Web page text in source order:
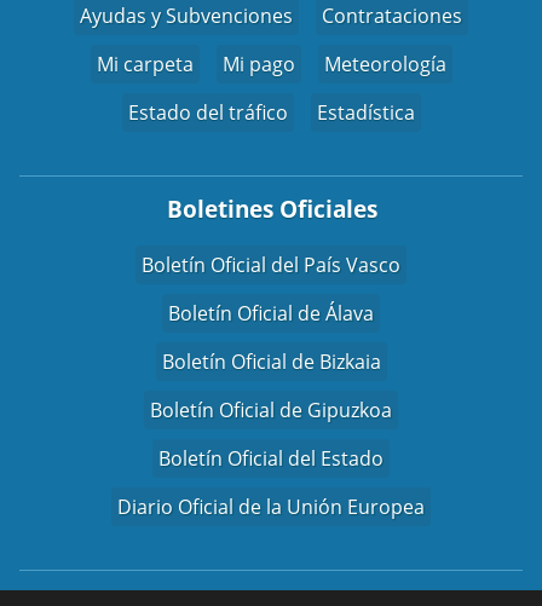
Ayudas y Subvenciones
Contrataciones
Mi carpeta
Mi pago
Meteorología
Estado del tráfico
Estadística
Boletines Oficiales
Boletín Oficial del País Vasco
Boletín Oficial de Álava
Boletín Oficial de Bizkaia
Boletín Oficial de Gipuzkoa
Boletín Oficial del Estado
Diario Oficial de la Unión Europea